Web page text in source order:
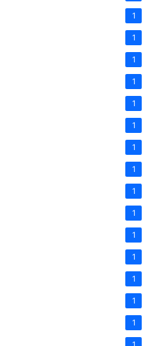
1
1
1
1
1
1
1
1
1
1
1
1
1
1
1